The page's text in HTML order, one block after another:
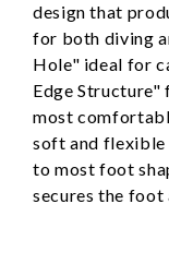
design that
for both diving
Hole" ideal for
Edge
most
soft and
to most foot
secures the foot